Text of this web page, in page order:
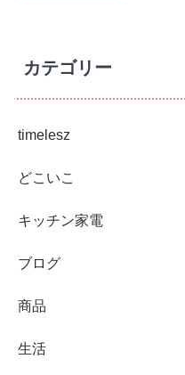
カテゴリー
timelesz
どこいこ
キッチン家電
ブログ
商品
生活